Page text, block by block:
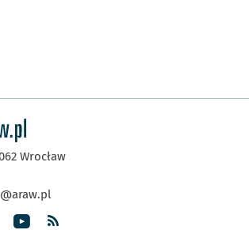
Wrocław